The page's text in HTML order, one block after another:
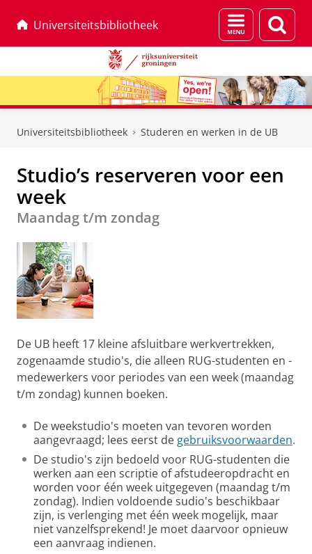
Universiteitsbibliotheek
Menu
en
Universiteitsbibliotheek Studeren en werken in de UB
Studio’s reserveren voor een
week
Maandag t/m zondag
De UB heeft 17 kleine afsluitbare werkvertrekken,
zogenaamde studio's, die alleen RUG-studenten en -
medewerkers voor periodes van een week (maandag
t/m zondag) kunnen boeken.
De weekstudio's moeten van tevoren worden
aangevraagd; lees eerst de gebruiksvoorwaarden.
De studio's zijn bedoeld voor RUG-studenten die
werken aan een scriptie of afstudeeropdracht en
worden voor één week uitgegeven (maandag t/m
zondag). Indien voldoende sudio's beschikbaar
zijn, is verlenging met één week mogelijk, maar
niet vanzelfsprekend! Je moet daarvoor opnieuw
een aanvraag indienen.